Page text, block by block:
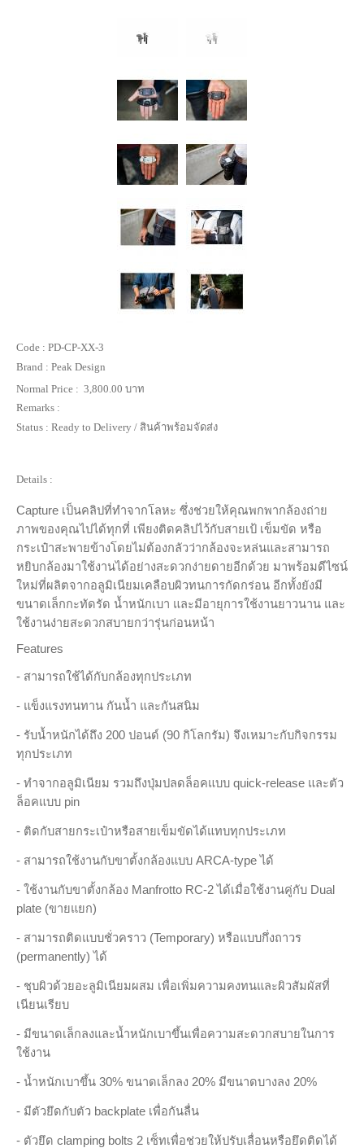
Code : PD-CP-XX-3
Brand : Peak Design
Normal Price : 3,800.00 บาท
Remarks :
Status : Ready to Delivery / สินค้าพร้อมจัดส่ง
Details :
Capture เป็นคลิปที่ทำจากโลหะ ซึ่งช่วยให้คุณพกพากล้องถ่าย
ภาพของคุณไปได้ทุกที่ เพียงติดคลิปไว้กับสายเป้ เข็มขัด หรือ
กระเป๋าสะพายข้างโดยไม่ต้องกลัวว่ากล้องจะหล่นและสามารถ
หยิบกล้องมาใช้งานได้อย่างสะดวกง่ายดายอีกด้วย มาพร้อมดีไซน์
ใหม่ที่ผลิตจากอลูมิเนียมเคลือบผิวทนการกัดกร่อน อีกทั้งยังมี
ขนาดเล็กกะทัดรัด น้ำหนักเบา และมีอายุการใช้งานยาวนาน และ
ใช้งานง่ายสะดวกสบายกว่ารุ่นก่อนหน้า
Features
- สามารถใช้ได้กับกล้องทุกประเภท
- แข็งแรงทนทาน กันน้ำ และกันสนิม
- รับน้ำหนักได้ถึง 200 ปอนด์ (90 กิโลกรัม) จึงเหมาะกับกิจกรรม
ทุกประเภท
- ทำจากอลูมิเนียม รวมถึงปุ่มปลดล็อคแบบ quick-release และตัว
ล็อคแบบ pin
- ติดกับสายกระเป๋าหรือสายเข็มขัดได้แทบทุกประเภท
- สามารถใช้งานกับขาตั้งกล้องแบบ ARCA-type ได้
- ใช้งานกับขาตั้งกล้อง Manfrotto RC-2 ได้เมื่อใช้งานคู่กับ Dual
plate (ขายแยก)
- สามารถติดแบบชั่วคราว (Temporary) หรือแบบกึ่งถาวร
(permanently) ได้
- ชุบผิวด้วยอะลูมิเนียมผสม เพื่อเพิ่มความคงทนและผิวสัมผัสที่
เนียนเรียบ
- มีขนาดเล็กลงและน้ำหนักเบาขึ้นเพื่อความสะดวกสบายในการ
ใช้งาน
- น้ำหนักเบาขึ้น 30% ขนาดเล็กลง 20% มีขนาดบางลง 20%
- มีตัวยึดกับตัว backplate เพื่อกันลื่น
- ตัวยึด clamping bolts 2 เซ็ทเพื่อช่วยให้ปรับเลื่อนหรือยึดติดได้